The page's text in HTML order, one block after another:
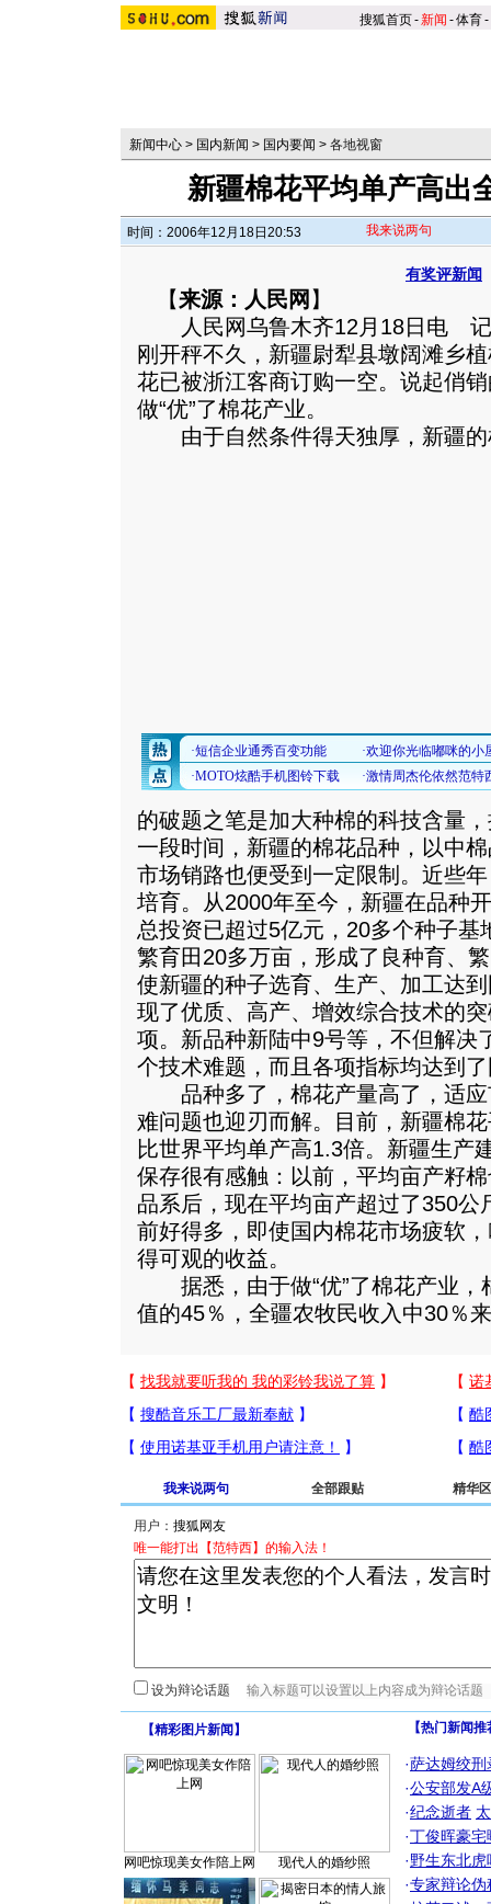
搜狐首页-新闻 -体育-
新闻中心 > 国内新闻 > 国内要闻 > 各地视窗
新疆棉花平均单产高出
时间：2006年12月18日20:53 我来说两句
有奖评新闻
【来源：人民网 】
人民网乌鲁木齐12月18日电 记
刚开秤不久，新疆尉犁县墩阔滩乡
花已被浙江客商订购一空。说起俏
做“优”了棉花产业。
由于自然条件得天独厚，新疆的
的破题之笔是加大种棉的科技含量
一段时间，新疆的棉花品种，以中
市场销路也便受到一定限制。近些
培育。从2000年至今，新疆在品种
总投资已超过5亿元，20多个种子基
繁育田20多万亩，形成了良种育、
使新疆的种子选育、生产、加工达
现了优质、高产、增效综合技术的
项。新品种新陆中9号等，不但解决
个技术难题，而且各项指标均达到
品种多了，棉花产量高了，适应
难问题也迎刃而解。目前，新疆棉
比世界平均单产高1.3倍。新疆生产
保存很有感触：以前，平均亩产籽
品系后，现在平均亩产超过了350公
前好得多，即使国内棉花市场疲软
得可观的收益。
据悉，由于做“优”了棉花产业，
值的45％，全疆农牧民收入中30％
我来说两句 全部跟贴 精华区
用户：
唯一能打出【范特西】的输入法！
设为辩论话题
【精彩图片新闻 】
网吧惊现美女作陪上网 现代人的婚纱照
【热门新闻
·萨达姆绞刑
·公安部发A
·纪念逝者
·丁俊晖豪
·野生东北
·专家辩论伪